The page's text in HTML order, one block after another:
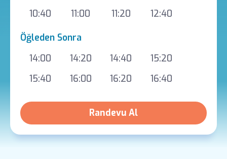
10:40
11:00 11:20 12:40
Öğleden Sonra
14:00
14:20 14:40
15:20
15:40
16:00 16:20 16:40
Randevu Al